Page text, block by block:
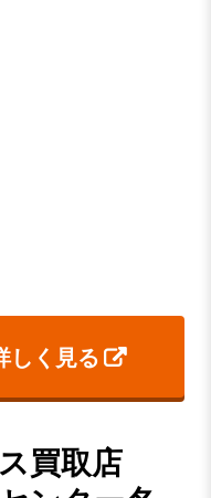
しく見る
買取店